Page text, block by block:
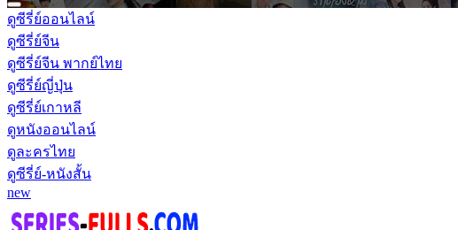
ดูซีรี่ย์ออนไลน์
ดูซีรี่ย์จีน
ดูซีรี่ย์จีน พากย์ไทย
ดูซีรี่ย์ญี่ปุ่น
ดูซีรี่ย์เกาหลี
ดูหนังออนไลน์
ดูละครไทย
ดูซีรี่ย์-หนังสั้น
new